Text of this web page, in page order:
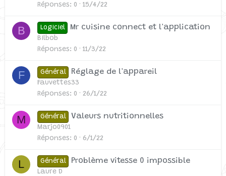
Réponses
0 15/4/22
B Logiciel Mr cuisine connect et l'application
Bilbob
Réponses
0 11/3/22
F Général Réglage de l'appareil
Fauvettes33
Réponses
0 26/1/22
M Général Valeurs nutritionnelles
Marjo0901
Réponses
0 6/1/22
L Général Problème vitesse 0 impossible
Laure D